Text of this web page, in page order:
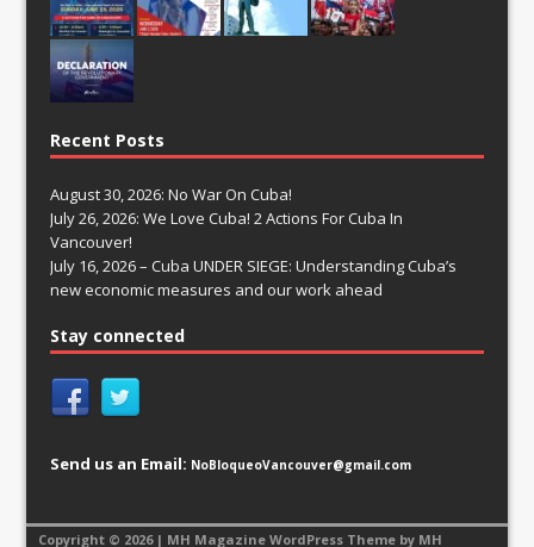
Recent Posts
August 30, 2026: No War On Cuba!
July 26, 2026: We Love Cuba! 2 Actions For Cuba In
Vancouver!
July 16, 2026 – Cuba UNDER SIEGE: Understanding Cuba’s
new economic measures and our work ahead
Stay connected
Send us an Email: NoBloqueoVancouver@gmail.com
Copyright © 2026 | MH Magazine WordPress Theme by MH